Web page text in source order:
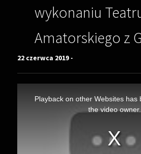
wykonaniu
Amatorskiego z
22 czerwca 2019 -